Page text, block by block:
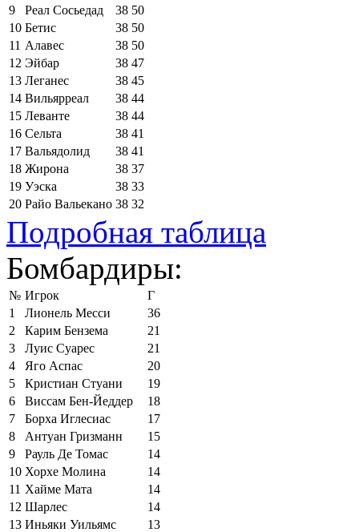
9
Реал Сосьедад 38 50
10 Бетис 38 50
11 Алавес 38 50
12 Эйбар 38 47
13 Леганес 38 45
14 Вильярреал 38 44
15 Леванте 38 44
16 Сельта 38 41
17 Вальядолид 38 41
18 Жирона 38 37
19 Уэска 38 33
20 Райо Вальекано 38 32
Подробная таблица
Бомбардиры:
№ Игрок
Г
1
Лионель Месси
36
2
Карим Бензема
21
3
Луис Суарес
21
4
Яго Аспас
20
5
Кристиан Стуани
19
6
Виссам Бен-Йеддер
18
7
Борха Иглесиас
17
8
Антуан Гризманн
15
9
Рауль Де Томас
14
10 Хорхе Молина
14
11 Хайме Мата
14
12 Шарлес
14
13 Иньяки Уильямс
13